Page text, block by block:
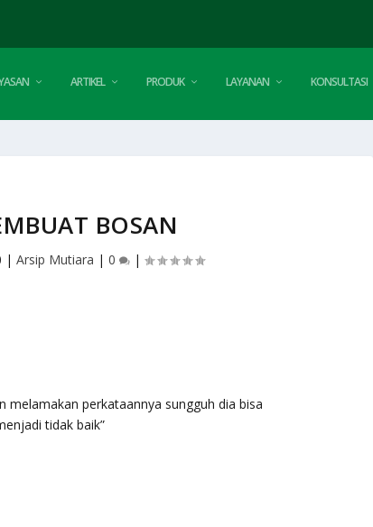
ARTIKEL PRODUK LAYANAN KONSULTASI
BOSAN
|Arsip Mutiara |0 |
melamakan perkataannya sungguh dia bisa
tidak baik”